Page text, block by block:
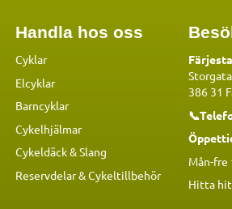
Handla hos oss
Cyklar
Elcyklar
Barncyklar
Cykelhjälmar
Cykeldäck & Slang
Reservdelar&Cykeltillbehör
386 31
Mån-fre
Hitta hit